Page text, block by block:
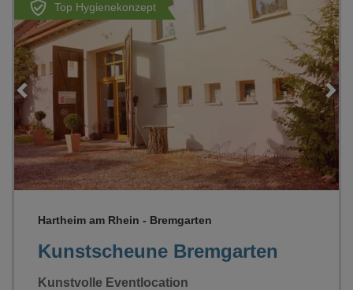
Top Hygienekonzept
Loading...
Kunstscheune Bremgarten
Hartheim am Rhein - Bremgarten
Kunstvolle Eventlocation